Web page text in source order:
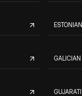
ESTONIAN
GALICIAN
GUJARATI